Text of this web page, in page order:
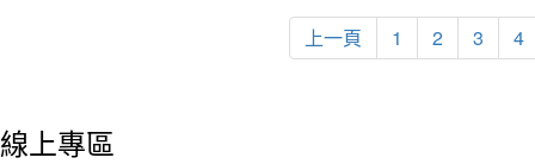
上一頁 1 2 3 4
線上專區